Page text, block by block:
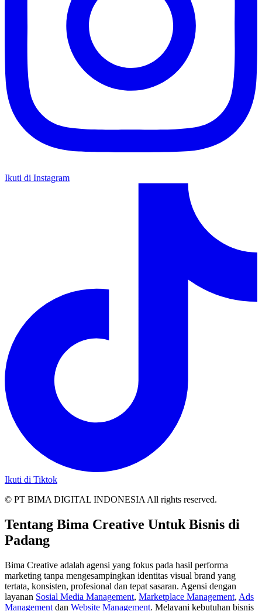
Ikuti di Instagram
Ikuti di Tiktok
© PT BIMA DIGITAL INDONESIA All rights reserved.
Tentang Bima Creative Untuk Bisnis di
Padang
Bima Creative adalah agensi yang fokus pada hasil performa
marketing tanpa mengesampingkan identitas visual brand yang
tertata, konsisten, profesional dan tepat sasaran. Agensi dengan
layanan Sosial Media Management, Marketplace Management, Ads
Management dan Website Management. Melayani kebutuhan bisnis